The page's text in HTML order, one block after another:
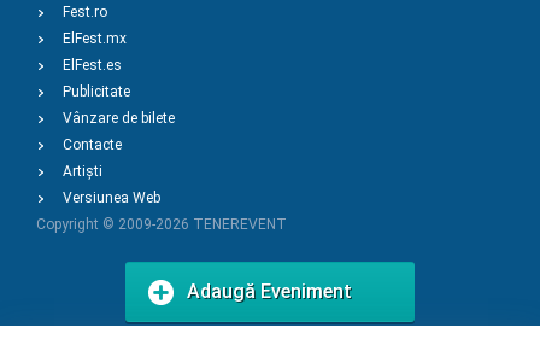
Fest.ro
ElFest.mx
ElFest.es
Publicitate
Vânzare de bilete
Contacte
Artiști
Versiunea Web
Copyright © 2009-2026 TENEREVENT
Adaugă Eveniment